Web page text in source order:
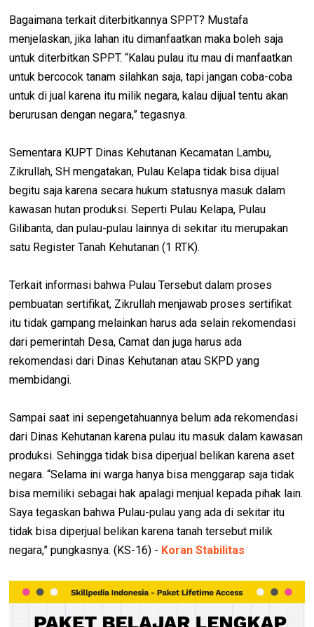
Bagaimana terkait diterbitkannya SPPT? Mustafa
menjelaskan, jika lahan itu dimanfaatkan maka boleh saja
untuk diterbitkan SPPT. “Kalau pulau itu mau di manfaatkan
untuk bercocok tanam silahkan saja, tapi jangan coba-coba
untuk di jual karena itu milik negara, kalau dijual tentu akan
berurusan dengan negara,” tegasnya.
Sementara KUPT Dinas Kehutanan Kecamatan Lambu,
Zikrullah, SH mengatakan, Pulau Kelapa tidak bisa dijual
begitu saja karena secara hukum statusnya masuk dalam
kawasan hutan produksi. Seperti Pulau Kelapa, Pulau
Gilibanta, dan pulau-pulau lainnya di sekitar itu merupakan
satu Register Tanah Kehutanan (1 RTK).
Terkait informasi bahwa Pulau Tersebut dalam proses
pembuatan sertifikat, Zikrullah menjawab proses sertifikat
itu tidak gampang melainkan harus ada selain rekomendasi
dari pemerintah Desa, Camat dan juga harus ada
rekomendasi dari Dinas Kehutanan atau SKPD yang
membidangi.
Sampai saat ini sepengetahuannya belum ada rekomendasi
dari Dinas Kehutanan karena pulau itu masuk dalam kawasan
produksi. Sehingga tidak bisa diperjual belikan karena aset
negara. “Selama ini warga hanya bisa menggarap saja tidak
bisa memiliki sebagai hak apalagi menjual kepada pihak lain.
Saya tegaskan bahwa Pulau-pulau yang ada di sekitar itu
tidak bisa diperjual belikan karena tanah tersebut milik
negara,” pungkasnya. (KS-16) - Koran Stabilitas